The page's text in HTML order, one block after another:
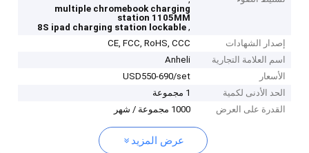
multiple chromebook charging
station 1105MM
,
8S ipad charging station lockable
إصدار الشهادات
CE, FCC, RoHS, CCC
اسم العلامة التجارية
Anheli
الأسعار
USD550-690/set
الحد الأدنى لكمية
1 مجموعة
القدرة على العرض
1000 مجموعة / شهر
عرض المزيد